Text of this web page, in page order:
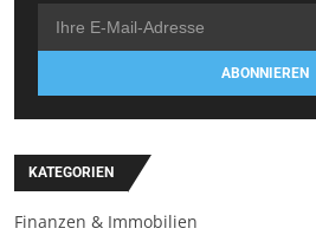
ABONNIEREN
KATEGORIEN
Finanzen & Immobilien